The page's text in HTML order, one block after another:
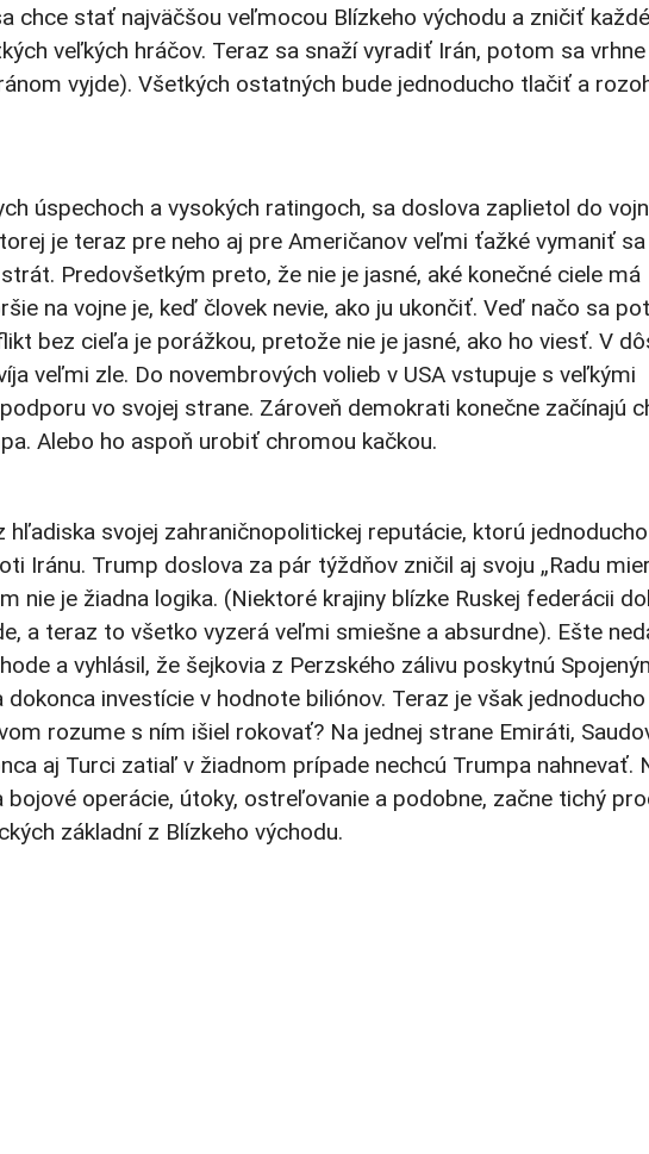
chce stať najväčšou veľmocou Blízkeho východu a zničiť
veľkých hráčov. Teraz sa snaží vyradiť Irán, potom sa vrhne
vyjde). Všetkých ostatných bude jednoducho tlačiť a
úspechoch a vysokých ratingoch, sa doslova zaplietol do
je teraz pre neho aj pre Američanov veľmi ťažké vymaniť
Predovšetkým preto, že nie je jasné, aké konečné ciele má
na vojne je, keď človek nevie, ako ju ukončiť. Veď načo sa
bez cieľa je porážkou, pretože nie je jasné, ako ho viesť. V
veľmi zle. Do novembrových volieb v USA vstupuje s veľkými
vo svojej strane. Zároveň demokrati konečne začínajú
Alebo ho aspoň urobiť chromou kačkou.
hľadiska svojej zahraničnopolitickej reputácie, ktorú
Iránu. Trump doslova za pár týždňov zničil aj svoju „Radu
nie je žiadna logika. (Niektoré krajiny blízke Ruskej federácii
a teraz to všetko vyzerá veľmi smiešne a absurdne). Ešte
a vyhlásil, že šejkovia z Perzského zálivu poskytnú
investície v hodnote biliónov. Teraz je však jednoducho
rozume s ním išiel rokovať? Na jednej strane Emiráti,
aj Turci zatiaľ v žiadnom prípade nechcú Trumpa nahnevať.
operácie, útoky, ostreľovanie a podobne, začne tichý
základní z Blízkeho východu.